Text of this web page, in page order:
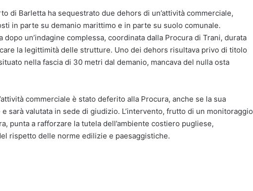
di Barletta ha sequestrato due dehors di un’attività commerciale,
in parte su demanio marittimo e in parte su suolo comunale.
dopo un’indagine complessa, coordinata dalla Procura di Trani, durata
la legittimità delle strutture. Uno dei dehors risultava privo di titolo
nella fascia di 30 metri dal demanio, mancava del nulla osta
commerciale è stato deferito alla Procura, anche se la sua
sarà valutata in sede di giudizio. L’intervento, frutto di un monitoraggio
punta a rafforzare la tutela dell’ambiente costiero pugliese,
rispetto delle norme edilizie e paesaggistiche.